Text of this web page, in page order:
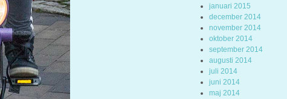
januari 2015
december 2014
november 2014
oktober 2014
september 2014
augusti 2014
juli 2014
juni 2014
maj 2014